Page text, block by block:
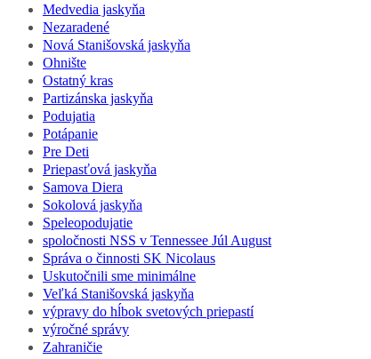
Medvedia jaskyňa
Nezaradené
Nová Stanišovská jaskyňa
Ohnište
Ostatný kras
Partizánska jaskyňa
Podujatia
Potápanie
Pre Deti
Priepasťová jaskyňa
Samova Diera
Sokolová jaskyňa
Speleopodujatie
spoločnosti NSS v Tennessee Júl August
Správa o činnosti SK Nicolaus
Uskutočnili sme minimálne
Veľká Stanišovská jaskyňa
výpravy do hĺbok svetových priepastí
výročné správy
Zahraničie